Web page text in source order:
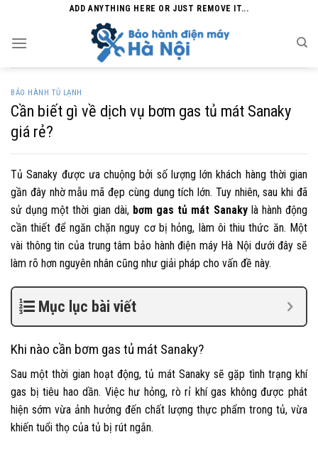
content
ADD ANYTHING HERE OR JUST REMOVE IT...
BẢO HÀNH TỦ LẠNH
Cần biết gì về dịch vụ bơm gas tủ mát Sanaky
giá rẻ?
Tủ Sanaky được ưa chuộng bởi số lượng lớn khách hàng thời gian
gần đây nhờ mẫu mã đẹp cùng dung tích lớn. Tuy nhiên, sau khi đã
sử dụng một thời gian dài, bơm gas tủ mát Sanakylà hành động
cần thiết để ngăn chặn nguy cơ bị hỏng, làm ôi thiu thức ăn. Một
vài thông tin của trung tâm bảo hành điện máy Hà Nội dưới đây sẽ
làm rõ hơn nguyên nhân cũng như giải pháp cho vấn đề này.
Mục lục bài viết
Khi nào cần bơm gas tủ mát Sanaky?
Sau một thời gian hoạt động, tủ mát Sanaky sẽ gặp tình trạng khí
gas bị tiêu hao dần. Việc hư hỏng, rò rỉ khí gas không được phát
hiện sớm vừa ảnh hưởng đến chất lượng thực phẩm trong tủ, vừa
khiến tuổi thọ của tủ bị rút ngắn.